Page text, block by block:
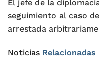
El jefe de la
seguimiento al caso
arrestada
Noticias Relacionadas